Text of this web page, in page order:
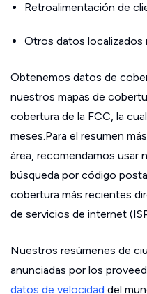
Retroalimentación de
Otros datos localizados
Obtenemos datos de
nuestros mapas de
cobertura de la FCC, la
meses.Para el resumen
área, recomendamos usar
búsqueda por código
cobertura más recientes
de servicios de internet
Nuestros resúmenes de
anunciadas por los
datos de velocidad del